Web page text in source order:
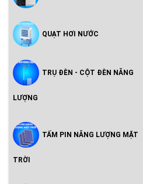
QUẠT HƠI NƯỚC
TRỤ ĐÈN - CỘT ĐÈN NĂNG
LƯỢNG
TẤM PIN NĂNG LƯỢNG MẶT
TRỜI